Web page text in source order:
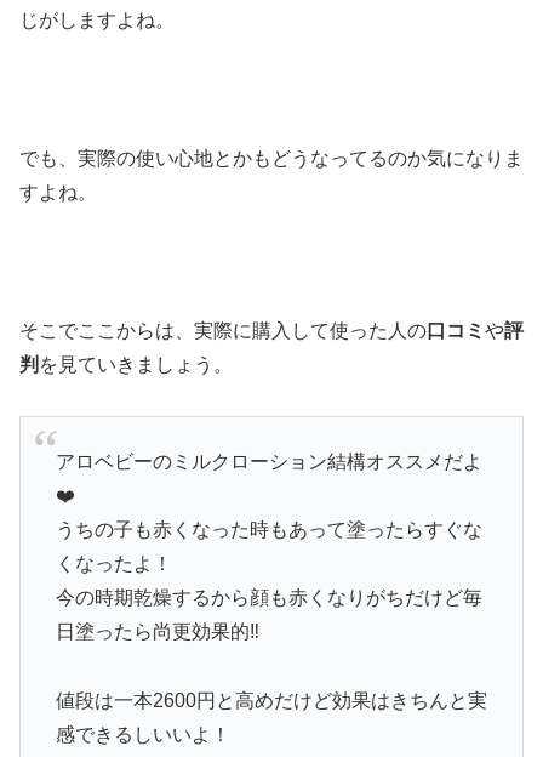
じがしますよね。
でも、実際の使い心地とかもどうなってるのか気になりま
すよね。
そこでここからは、実際に購入して使った人の口コミ や評
判 を見ていきましょう。
アロベビーのミルクローション結構オススメだよ
❤️
うちの子も赤くなった時もあって塗ったらすぐな
くなったよ！
今の時期乾燥するから顔も赤くなりがちだけど毎
日塗ったら尚更効果的‼️
値段は一本2600円と高めだけど効果はきちんと実
感できるしいいよ！